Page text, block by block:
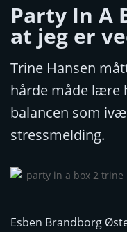
Party In A
at jeg er
Trine Hansen
hårde måde lære
balancen som
stressmelding.
Esben Brandborg